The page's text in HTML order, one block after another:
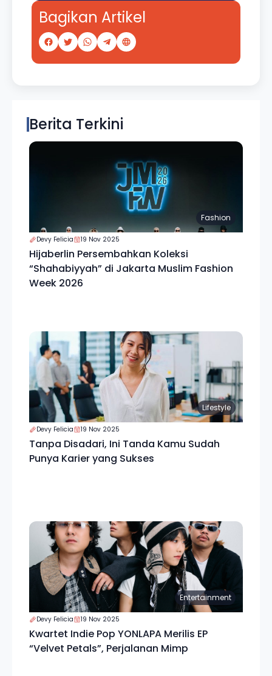
Bagikan Artikel
Berita Terkini
Fashion
Devy Felicia 19 Nov 2025
Hijaberlin Persembahkan Koleksi
“Shahabiyyah” di Jakarta Muslim Fashion
Week 2026
Lifestyle
Devy Felicia 19 Nov 2025
Tanpa Disadari, Ini Tanda Kamu Sudah
Punya Karier yang Sukses
Entertainment
Devy Felicia 19 Nov 2025
Kwartet Indie Pop YONLAPA Merilis EP
“Velvet Petals”, Perjalanan Mimp